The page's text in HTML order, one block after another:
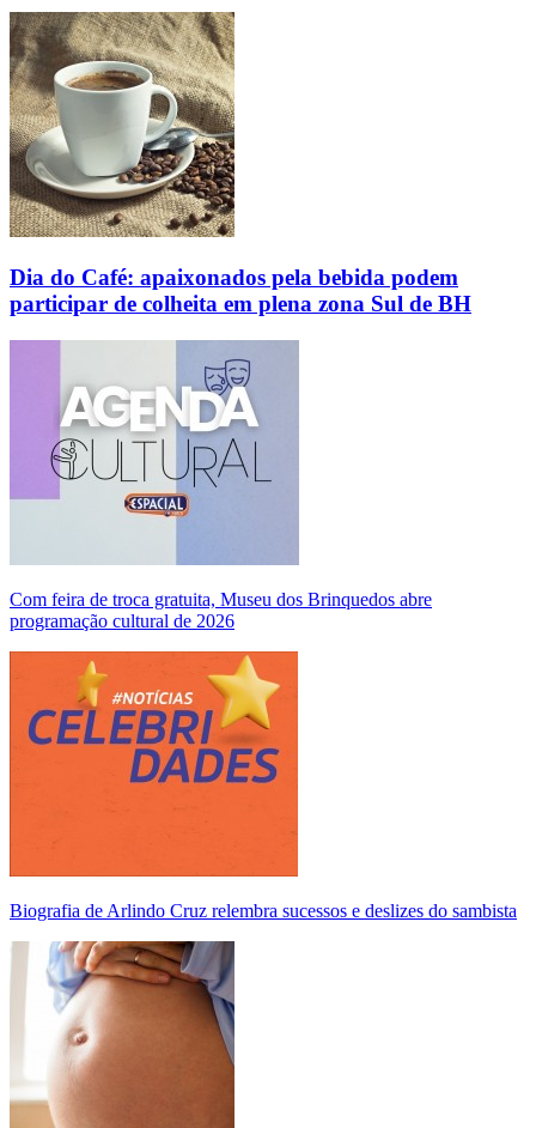
Dia do Café: apaixonados pela bebida podem
participar de colheita em plena zona Sul de BH
Com feira de troca gratuita, Museu dos Brinquedos abre
programação cultural de 2026
Biografia de Arlindo Cruz relembra sucessos e deslizes do sambista